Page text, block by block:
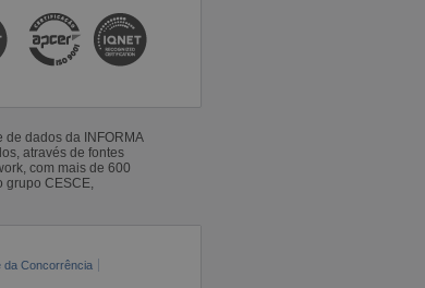
de dados da INFORMA
através de fontes
com mais de 600
CESCE,
da Concorrência